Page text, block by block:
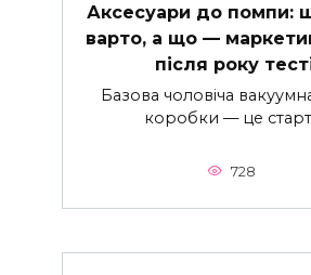
Аксесуари до помпи:
варто, а що —
після року
Базова чоловіча
коробки — це
728